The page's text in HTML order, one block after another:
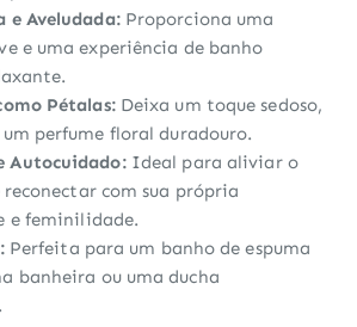
e Aveludada:Proporciona uma
e uma experiência de banho
Pétalas:Deixa um toque sedoso,
perfume floral duradouro.
Autocuidado:Ideal para aliviar o
reconectar com sua própria
e feminilidade.
Perfeita para um banho de espuma
banheira ou uma ducha